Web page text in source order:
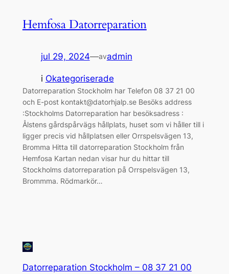
Hemfosa Datorreparation
jul 29, 2024—avadmin
i Okategoriserade
Datorreparation Stockholm har Telefon 08 37 21 00
och E-post kontakt@datorhjalp.se Besöks address
:Stockholms Datorreparation har besöksadress :
Ålstens gårdspårvägs hållplats, huset som vi håller till i
ligger precis vid hållplatsen eller Orrspelsvägen 13,
Bromma Hitta till datorreparation Stockholm från
Hemfosa Kartan nedan visar hur du hittar till
Stockholms datorreparation på Orrspelsvägen 13,
Brommma. Rödmarkör…
Datorreparation Stockholm – 08 37 21 00